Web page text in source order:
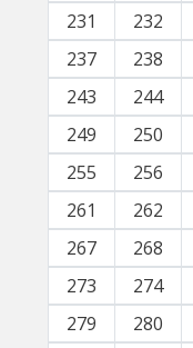
231
232
237
238
243
244
249
250
255
256
261
262
267
268
273
274
279
280